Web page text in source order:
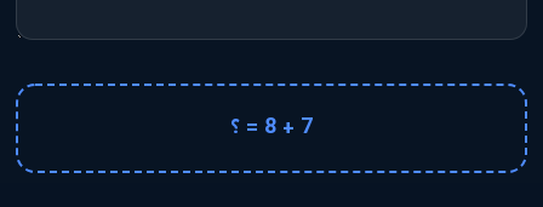
7 + 8 = ؟